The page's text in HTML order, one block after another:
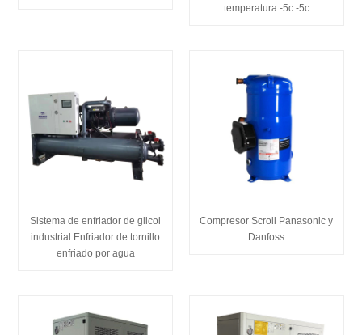
temperatura -5c -5c
Sistema de enfriador de glicol
industrial Enfriador de tornillo
enfriado por agua
Compresor Scroll Panasonic y
Danfoss